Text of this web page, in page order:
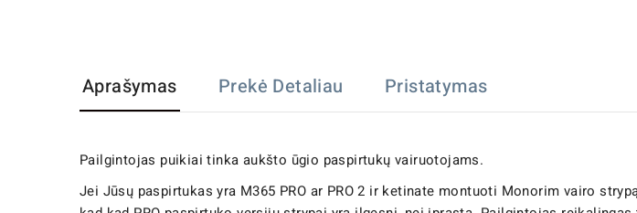
Aprašymas Prekė Detaliau Pristatymas
Pailgintojas puikiai tinka aukšto ūgio paspirtukų vairuotojams.
Jei Jūsų paspirtukas yra M365 PRO ar PRO 2 ir ketinate montuoti Monorim vairo